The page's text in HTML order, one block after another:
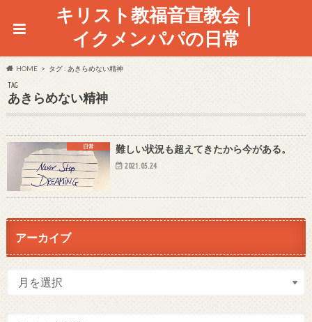
キリスト教福音宣教会｜
イクメンパパの日常
HOME タグ : あきらめない精神
TAG
あきらめない精神
日常 難しい状況も超えてきたから今がある。
2021.05.24
アーカイブ